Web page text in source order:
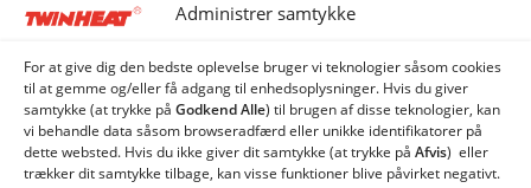
Administrer samtykke
For at give dig den bedste oplevelse bruger vi teknologier såsom cookies
til at gemme og/eller få adgang til enhedsoplysninger. Hvis du giver
samtykke (at trykke på Godkend Alle) til brugen af ​​disse teknologier, kan
vi behandle data såsom browseradfærd eller unikke identifikatorer på
dette websted. Hvis du ikke giver dit samtykke (at trykke på Afvis) eller
trækker dit samtykke tilbage, kan visse funktioner blive påvirket negativt.
Twinheat Siloer og Transportsnegle
Twinheat Quatro Silo
Twinheat Rotag Flisudmader
Twinheat Skrabeanlæg
Twinheat Transportsnegl
Øvrige produkter